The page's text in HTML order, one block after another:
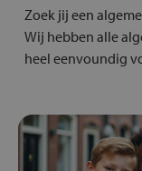
Zoek jij een
Wij hebben alle
heel eenvoundig